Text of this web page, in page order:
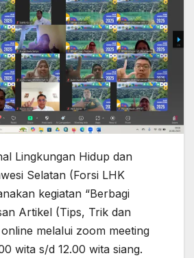
Lingkungan Hidup dan
Selatan (Forsi LHK
kegiatan “Berbagi
Artikel (Tips, Trik dan
melalui zoom meeting
wita s/d 12.00 wita siang.